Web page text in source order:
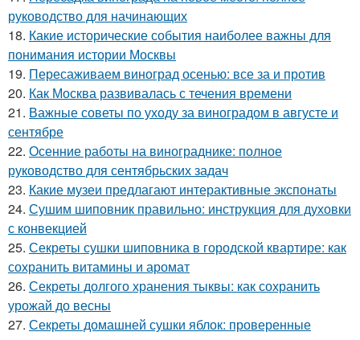
руководство для начинающих
18. Какие исторические события наиболее важны для
понимания истории Москвы
19. Пересаживаем виноград осенью: все за и против
20. Как Москва развивалась с течения времени
21. Важные советы по уходу за виноградом в августе и
сентябре
22. Осенние работы на винограднике: полное
руководство для сентябрьских задач
23. Какие музеи предлагают интерактивные экспонаты
24. Сушим шиповник правильно: инструкция для духовки
с конвекцией
25. Секреты сушки шиповника в городской квартире: как
сохранить витамины и аромат
26. Секреты долгого хранения тыквы: как сохранить
урожай до весны
27. Секреты домашней сушки яблок: проверенные